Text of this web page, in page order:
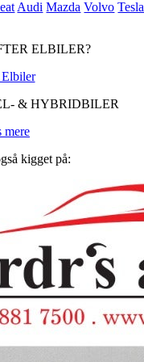
Audi Mazda Volvo Tesla
ELBILER?
& HYBRIDBILER
mere
kigget på: